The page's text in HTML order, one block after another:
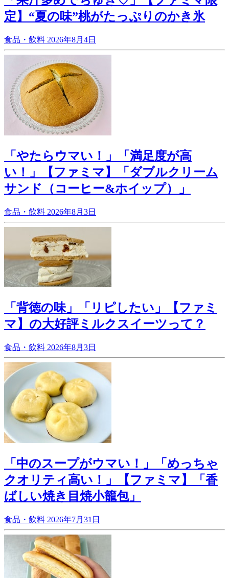
定】“夏の味”桃がたっぷりのかき氷
食品・飲料 2026年8月4日
「やたらウマい！」「満足度が高
い！」【ファミマ】「ダブルクリーム
サンド（コーヒー&ホイップ）」
食品・飲料 2026年8月3日
「背徳の味」「リピしたい」【ファミ
マ】の大好評ミルクスイーツって？
食品・飲料 2026年8月3日
「中のスープがウマい！」「めっちゃ
クオリティ高い！」【ファミマ】「香
ばしい焼き目焼小籠包」
食品・飲料 2026年7月31日